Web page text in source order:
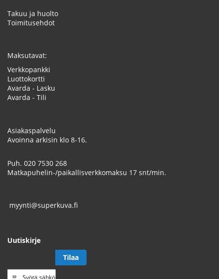
Takuu ja huolto
Toimitusehdot
Maksutavat:
Verkkopankki
Luottokortti
Avarda - Lasku
Avarda - Tili
Asiakaspalvelu
Avoinna arkisin klo 8-16.
Puh. 020 7530 268
Matkapuhelin-/paikallisverkkomaksu 17 snt/min.
myynti@superkuva.fi
Uutiskirje
Tilaa
Tilaa